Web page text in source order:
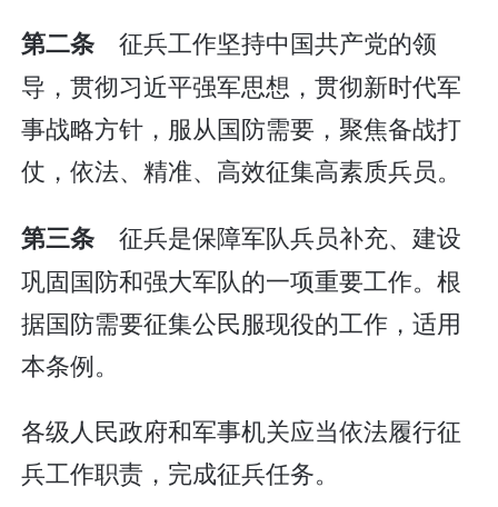
第二条 征兵工作坚持中国共产党的领
导，贯彻习近平强军思想，贯彻新时代军
事战略方针，服从国防需要，聚焦备战打
仗，依法、精准、高效征集高素质兵员。
第三条 征兵是保障军队兵员补充、建设
巩固国防和强大军队的一项重要工作。根
据国防需要征集公民服现役的工作，适用
本条例。
各级人民政府和军事机关应当依法履行征
兵工作职责，完成征兵任务。